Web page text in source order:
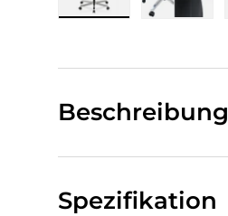
Beschreibung
Spezifikation